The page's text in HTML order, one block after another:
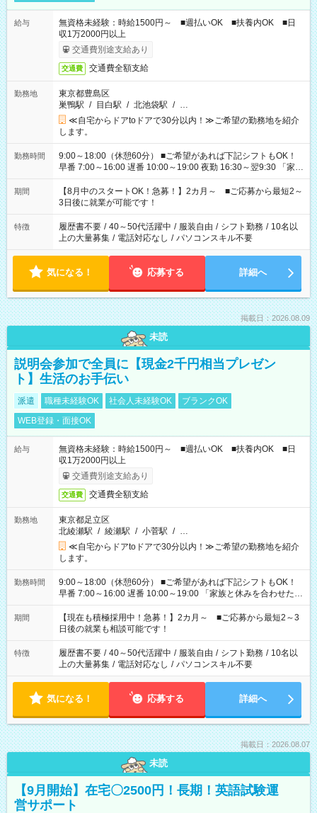
給与
無資格未経験：時給1500円～ ■週払いOK ■扶養内OK ■日
収1万2000円以上
交通費別途支給あり
交通費 交通費全額支給
勤務地
東京都豊島区
巣鴨駅 / 目白駅 / 北池袋駅 / …
≪自宅からドアtoドアで30分以内！≫ご希望の勤務地を紹介
します。
勤務時間
9:00～18:00（休憩60分） ■ご希望があれば下記シフトもOK！
早番 7:00～16:00 遅番 10:00～19:00 夜勤 16:30～翌9:30 「家族
と休みを合わせたい」 「余裕を持って夕飯の準備がしたい」
「できれば残業はしたくない」 など、ご希望を教えてください
ね。 ※Wワーク希望の方へ 今ご覧のお仕事で希望する勤務時間
と、もう1つのお仕事の勤務時間。 合計で週40時間を超える場
合は応募できません。
期間
【8月中のスタートOK！急募！】2カ月～ ■ご応募から最短2～
3日後に就業が可能です！
特徴 履歴書不要 / 40～50代活躍中 / 服装自由 / シフト勤務 / 10名以
上の大量募集 / 電話対応なし / パソコンスキル不要
気になる！ 応募する 詳細へ
掲載日：2026.08.09
未読
説明会参加で全員に【現金2千円相当プレゼン
ト】生活のお手伝い
派遣 職種未経験OK 社会人未経験OK
ブランクOK
WEB登録・面接OK
給与
無資格未経験：時給1500円～ ■週払いOK ■扶養内OK ■日
収1万2000円以上
交通費別途支給あり
交通費 交通費全額支給
勤務地
東京都足立区
北綾瀬駅 / 綾瀬駅 / 小菅駅 / …
≪自宅からドアtoドアで30分以内！≫ご希望の勤務地を紹介
します。
勤務時間
9:00～18:00（休憩60分） ■ご希望があれば下記シフトもOK！
早番 7:00～16:00 遅番 10:00～19:00 「家族と休みを合わせた
い」 「余裕を持って夕飯の準備がしたい」 「できれば残業はし
たくない」 など、ご希望を教えてくださいね。 ※Wワーク希望
の方へ 今ご覧のお仕事で希望する勤務時間と、もう1つのお仕事
の勤務時間。 合計で週40時間を超える場合は応募できません。
期間
【現在も積極採用中！急募！】2カ月～ ■ご応募から最短2～3
日後の就業も相談可能です！
特徴 履歴書不要 / 40～50代活躍中 / 服装自由 / シフト勤務 / 10名以
上の大量募集 / 電話対応なし / パソコンスキル不要
気になる！ 応募する 詳細へ
掲載日：2026.08.07
未読
【9月開始】在宅〇2500円！長期！英語試験運
営サポート